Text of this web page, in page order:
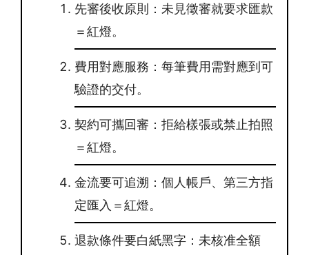
先審後收原則：未見徵審就要求匯款
＝紅燈。
費用對應服務：每筆費用需對應到可
驗證的交付。
契約可攜回審：拒給樣張或禁止拍照
＝紅燈。
金流要可追溯：個人帳戶、第三方指
定匯入＝紅燈。
退款條件要白紙黑字：未核准全額